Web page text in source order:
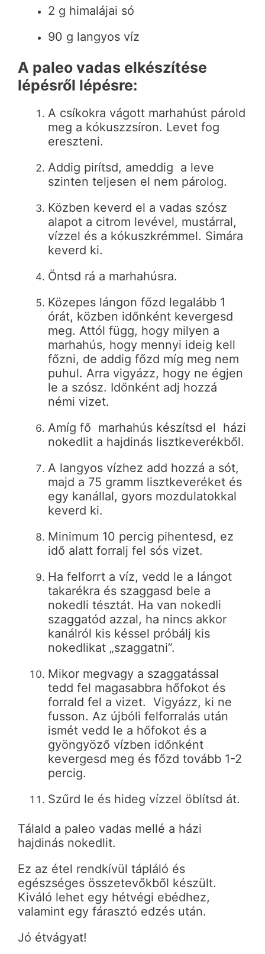
2 g himalájai só
90 g langyos víz
A paleo vadas elkészítése
lépésről lépésre:
A csíkokra vágott marhahúst párold
meg a kókuszzsíron. Levet fog
ereszteni.
Addig pirítsd, ameddig a leve
szinten teljesen el nem párolog.
Közben keverd el a vadas szósz
alapot a citrom levével, mustárral,
vízzel és a kókuszkrémmel. Simára
keverd ki.
Öntsd rá a marhahúsra.
Közepes lángon főzd legalább 1
órát, közben időnként kevergesd
meg. Attól függ, hogy milyen a
marhahús, hogy mennyi ideig kell
főzni, de addig főzd míg meg nem
puhul. Arra vigyázz, hogy ne égjen
le a szósz. Időnként adj hozzá
némi vizet.
Amíg fő marhahús készítsd el házi
nokedlit a hajdinás lisztkeverékből.
A langyos vízhez add hozzá a sót,
majd a 75 gramm lisztkeveréket és
egy kanállal, gyors mozdulatokkal
keverd ki.
Minimum 10 percig pihentesd, ez
idő alatt forralj fel sós vizet.
Ha felforrt a víz, vedd le a lángot
takarékra és szaggasd bele a
nokedli tésztát. Ha van nokedli
szaggatód azzal, ha nincs akkor
kanálról kis késsel próbálj kis
nokedlikat „szaggatni”.
Mikor megvagy a szaggatással
tedd fel magasabbra hőfokot és
forrald fel a vizet. Vigyázz, ki ne
fusson. Az újbóli felforralás után
ismét vedd le a hőfokot és a
gyöngyöző vízben időnként
kevergesd meg és főzd tovább 1-2
percig.
Szűrd le és hideg vízzel öblítsd át.
Tálald a paleo vadas mellé a házi
hajdinás nokedlit.
Ez az étel rendkívül tápláló és
egészséges összetevőkből készült.
Kiváló lehet egy hétvégi ebédhez,
valamint egy fárasztó edzés után.
Jó étvágyat!